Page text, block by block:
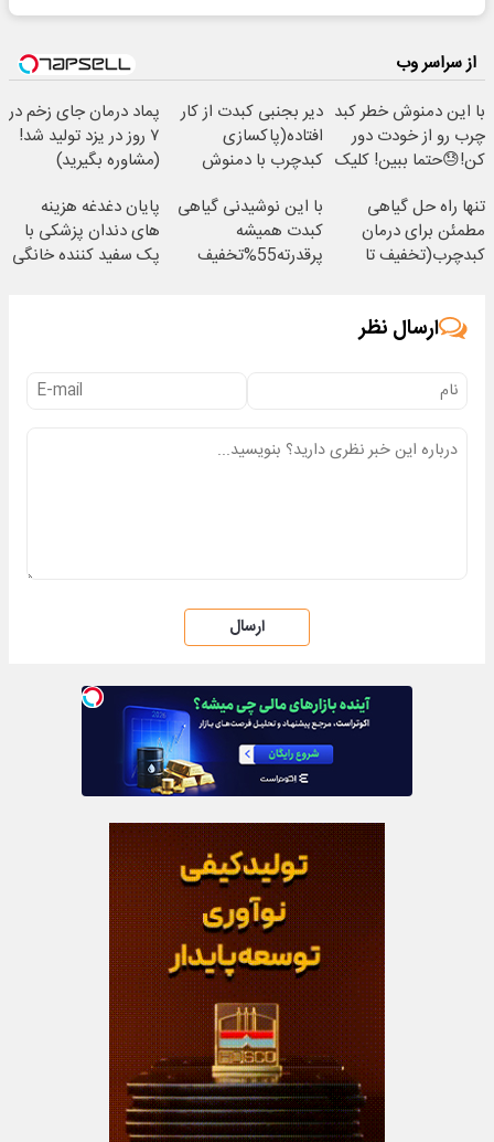
از سراسر وب
با این دمنوش خطر کبد
چرب رو از خودت دور
کن!😓حتما ببین! کلیک
دیر بجنبی کبدت از کار
افتاده(پاکسازی
کبدچرب با دمنوش
پماد درمان جای زخم در
۷ روز در یزد تولید شد!
(مشاوره بگیرید)
تنها راه حل گیاهی
مطمئن برای درمان
کبدچرب(تخفیف تا
با این نوشیدنی گیاهی
کبدت همیشه
پرقدرته55%تخفیف
پایان دغدغه هزینه
های دندان پزشکی با
پک سفید کننده خانگی
ارسال نظر
ارسال